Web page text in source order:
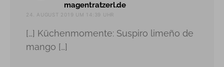
magentratzerl.de
24. AUGUST 2019 UM 14:39 UHR
[…] Küchenmomente: Suspiro limeño de
mango […]